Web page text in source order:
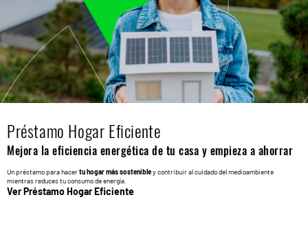
Préstamo Hogar Eficiente
Mejora la eficiencia energética de tu casa y empieza a ahorrar
Un préstamo para hacertu hogar más sostenibley contribuir al cuidado del medioambiente
mientras reduces tu consumo de energía.
Ver Préstamo Hogar Eficiente